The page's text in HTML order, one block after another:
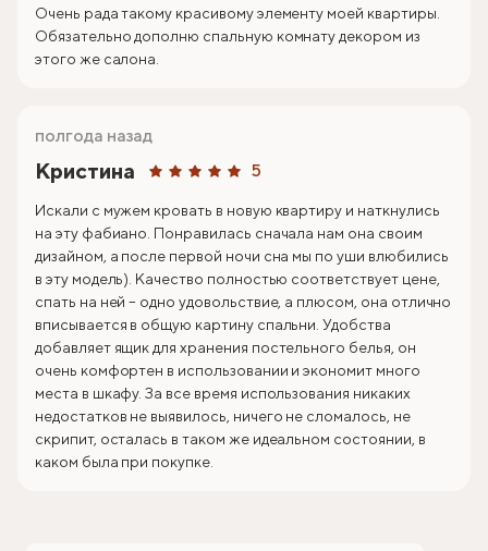
Очень рада такому красивому элементу моей квартиры.
Обязательно дополню спальную комнату декором из
этого же салона.
Кристина 5
полгода назад
Искали с мужем кровать в новую квартиру и наткнулись
на эту фабиано. Понравилась сначала нам она своим
дизайном, а после первой ночи сна мы по уши влюбились
в эту модель). Качество полностью соответствует цене,
спать на ней – одно удовольствие, а плюсом, она отлично
вписывается в общую картину спальни. Удобства
добавляет ящик для хранения постельного белья, он
очень комфортен в использовании и экономит много
места в шкафу. За все время использования никаких
недостатков не выявилось, ничего не сломалось, не
скрипит, осталась в таком же идеальном состоянии, в
каком была при покупке.